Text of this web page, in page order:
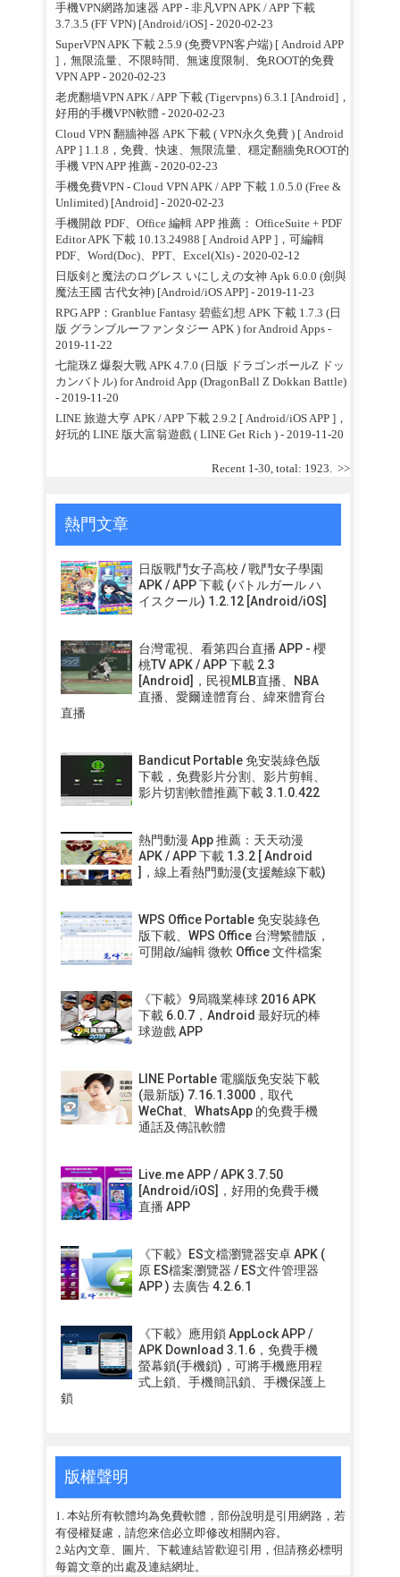
手機VPN網路加速器 APP - 非凡VPN APK / APP 下載
3.7.3.5 (FF VPN) [Android/iOS]- 2020-02-23
SuperVPN APK 下載 2.5.9 (免费VPN客户端) [ Android APP
]，無限流量、不限時間、無速度限制、免ROOT的免費
VPN APP- 2020-02-23
老虎翻墙VPN APK / APP 下載 (Tigervpns) 6.3.1 [Android]，
好用的手機VPN軟體 - 2020-02-23
Cloud VPN 翻牆神器 APK 下載 ( VPN永久免費 ) [ Android
APP ] 1.1.8，免費、快速、無限流量、穩定翻牆免ROOT的
手機 VPN APP 推薦- 2020-02-23
手機免費VPN - Cloud VPN APK / APP 下載 1.0.5.0 (Free &
Unlimited) [Android]- 2020-02-23
手機開啟 PDF、Office 編輯 APP 推薦： OfficeSuite + PDF
Editor APK 下載 10.13.24988 [ Android APP ]，可編輯
PDF、Word(Doc)、PPT、Excel(Xls)- 2020-02-12
日版剣と魔法のログレス いにしえの女神 Apk 6.0.0 (劍與
魔法王國 古代女神) [Android/iOS APP]- 2019-11-23
RPG APP：Granblue Fantasy 碧藍幻想 APK 下載 1.7.3 (日
版 グランブルーファンタジー APK ) for Android Apps -
2019-11-22
七龍珠Z 爆裂大戰 APK 4.7.0 (日版 ドラゴンボールZ ドッ
カンバトル) for Android App (DragonBall Z Dokkan Battle)
- 2019-11-20
LINE 旅遊大亨 APK / APP 下載 2.9.2 [ Android/iOS APP ]，
好玩的 LINE 版大富翁遊戲 ( LINE Get Rich )- 2019-11-20
Recent 1-30, total: 1923. >>
熱門文章
日版戰鬥女子高校 / 戰鬥女子學園
APK / APP 下載 (バトルガール ハ
イスクール) 1.2.12 [Android/iOS]
台灣電視、看第四台直播 APP - 櫻
桃TV APK / APP 下載 2.3
[Android]，民視MLB直播、NBA
直播、愛爾達體育台、緯來體育台
直播
Bandicut Portable 免安裝綠色版
下載，免費影片分割、影片剪輯、
影片切割軟體推薦下載 3.1.0.422
熱門動漫 App 推薦：天天动漫
APK / APP 下載 1.3.2 [ Android
]，線上看熱門動漫(支援離線下載)
WPS Office Portable 免安裝綠色
版下載、WPS Office 台灣繁體版，
可開啟/編輯 微軟 Office 文件檔案
《下載》9局職業棒球 2016 APK
下載 6.0.7，Android 最好玩的棒
球遊戲 APP
LINE Portable 電腦版免安裝下載
(最新版) 7.16.1.3000，取代
WeChat、WhatsApp 的免費手機
通話及傳訊軟體
Live.me APP / APK 3.7.50
[Android/iOS]，好用的免費手機
直播 APP
《下載》ES文檔瀏覽器安卓 APK (
原 ES檔案瀏覽器 / ES文件管理器
APP ) 去廣告 4.2.6.1
《下載》應用鎖 AppLock APP /
APK Download 3.1.6，免費手機
螢幕鎖(手機鎖)，可將手機應用程
式上鎖、手機簡訊鎖、手機保護上
鎖
版權聲明
1. 本站所有軟體均為免費軟體，部份說明是引用網路，若
有侵權疑慮，請您來信必立即修改相關內容。
2.站內文章、圖片、下載連結皆歡迎引用，但請務必標明
每篇文章的出處及連結網址。